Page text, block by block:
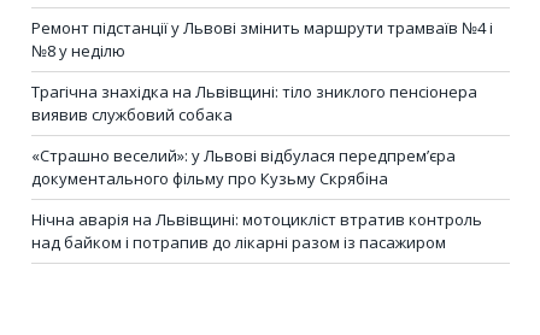
Ремонт підстанції у Львові змінить маршрути трамваїв №4 і
№8 у неділю
Трагічна знахідка на Львівщині: тіло зниклого пенсіонера
виявив службовий собака
«Страшно веселий»: у Львові відбулася передпрем’єра
документального фільму про Кузьму Скрябіна
Нічна аварія на Львівщині: мотоцикліст втратив контроль
над байком і потрапив до лікарні разом із пасажиром